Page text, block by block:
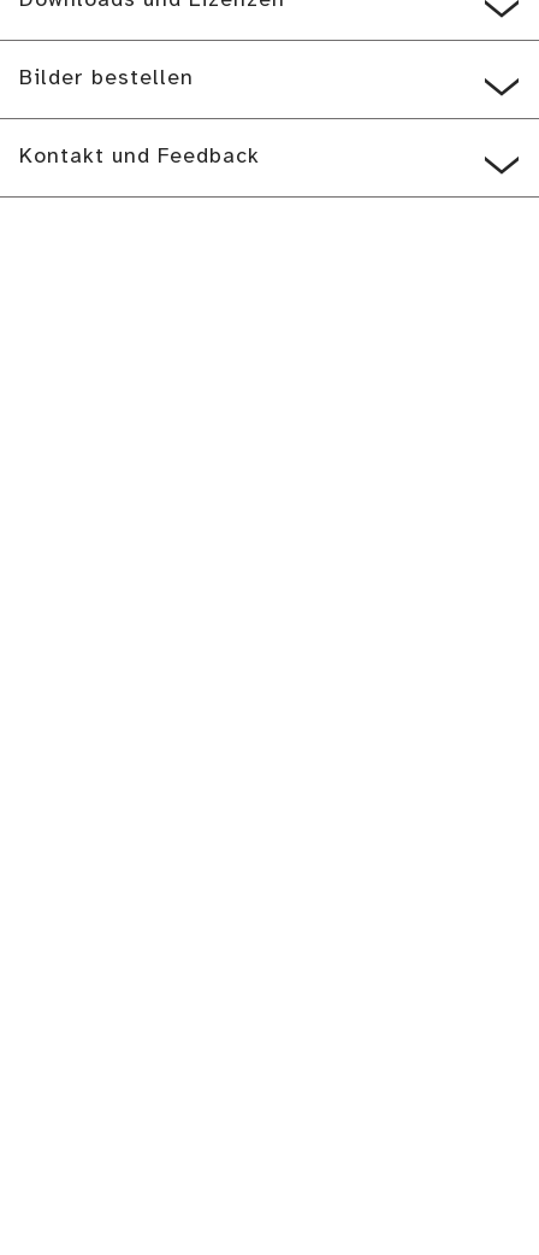
Bilder bestellen
Kontakt und Feedback